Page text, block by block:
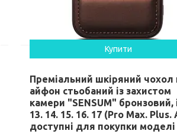
Купити
Преміальний шкіряний чохол
айфон стьобаний із захистом
камери "SENSUM" бронзовий,
13. 14. 15. 16. 17 (Pro Max. Plus.
доступні для покупки моделі